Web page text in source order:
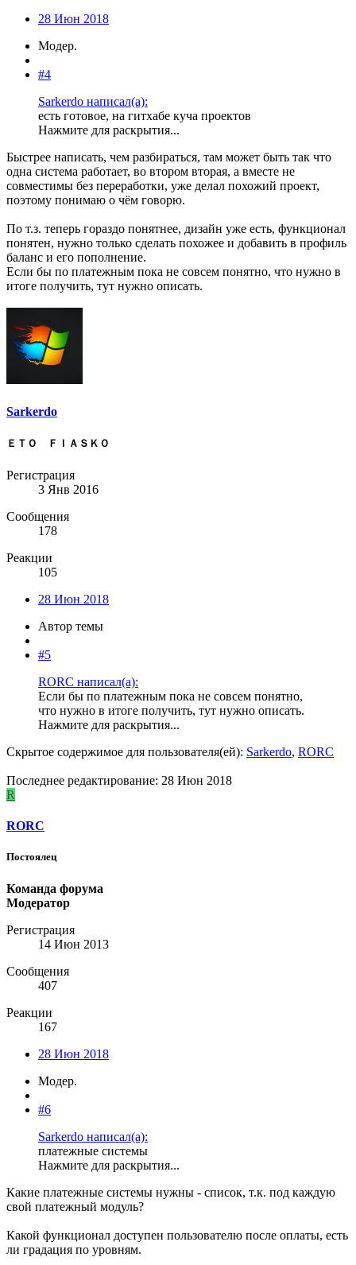
28 Июн 2018
Модер.
#4
Sarkerdo написал(а):
есть готовое, на гитхабе куча проектов
Нажмите для раскрытия...
Быстрее написать, чем разбираться, там может быть так что
одна система работает, во втором вторая, а вместе не
совместимы без переработки, уже делал похожий проект,
поэтому понимаю о чём говорю.
По т.з. теперь гораздо понятнее, дизайн уже есть, функционал
понятен, нужно только сделать похожее и добавить в профиль
баланс и его пополнение.
Если бы по платежным пока не совсем понятно, что нужно в
итоге получить, тут нужно описать.
Sarkerdo
ＥＴＯ ＦＩＡＳＫＯ
Регистрация
3 Янв 2016
Сообщения
178
Реакции
105
28 Июн 2018
Автор темы
#5
RORC написал(а):
Если бы по платежным пока не совсем понятно,
что нужно в итоге получить, тут нужно описать.
Нажмите для раскрытия...
Скрытое содержимое для пользователя(ей): Sarkerdo, RORC
Последнее редактирование: 28 Июн 2018
R
RORC
Постоялец
Команда форума
Модератор
Регистрация
14 Июн 2013
Сообщения
407
Реакции
167
28 Июн 2018
Модер.
#6
Sarkerdo написал(а):
платежные системы
Нажмите для раскрытия...
Какие платежные системы нужны - список, т.к. под каждую
свой платежный модуль?
Какой функционал доступен пользователю после оплаты, есть
ли градация по уровням.